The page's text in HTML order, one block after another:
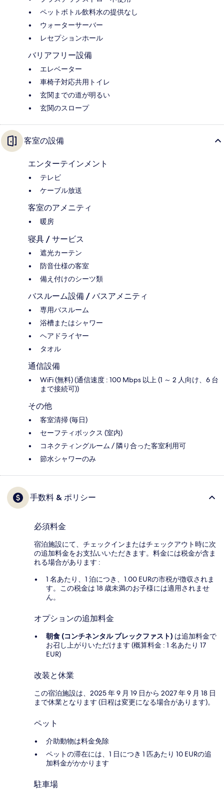
ペットボトル飲料水の提供なし
ウォーターサーバー
レセプションホール
バリアフリー設備
エレベーター
車椅子対応共用トイレ
玄関までの道が明るい
玄関のスロープ
客室の設備
エンターテインメント
テレビ
ケーブル放送
客室のアメニティ
暖房
寝具 / サービス
遮光カーテン
防音仕様の客室
備え付けのシーツ類
バスルーム設備 / バスアメニティ
専用バスルーム
浴槽またはシャワー
ヘアドライヤー
タオル
通信設備
WiFi (無料) (通信速度 : 100 Mbps 以上 (1 ～ 2 人向け、6 台
まで接続可))
その他
客室清掃 (毎日)
セーフティボックス (室内)
コネクティングルーム / 隣り合った客室利用可
節水シャワーのみ
手数料 & ポリシー
必須料金
宿泊施設にて、チェックインまたはチェックアウト時に次
の追加料金をお支払いいただきます。料金には税金が含ま
れる場合があります :
1 名あたり、1 泊につき、1.00 EURの市税が徴収されま
す。この税金は 18 歳未満のお子様には適用されませ
ん。
オプションの追加料金
朝食 (コンチネンタル ブレックファスト) は追加料金で
お召し上がりいただけます (概算料金 : 1 名あたり 17
EUR)
改装と休業
この宿泊施設は、2025 年 9 月 19 日から 2027 年 9 月 18 日
まで休業となります (日程は変更になる場合があります)。
ペット
介助動物は料金免除
ペットの滞在には、1 日につき 1 匹あたり 10 EURの追
加料金がかかります
駐車場